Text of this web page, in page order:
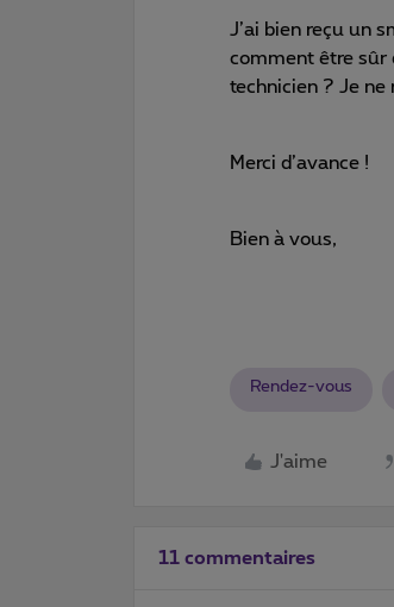
J’ai bien reçu un
comment être sûr
technicien ? Je ne
Merci d’avance !
Bien à vous,
Rendez-vous
J'aime
11 commentaires